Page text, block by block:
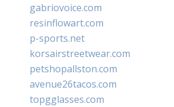
gabriovoice.com
resinflowart.com
p-sports.net
korsairstreetwear.com
petshopallston.com
avenue26tacos.com
topgglasses.com